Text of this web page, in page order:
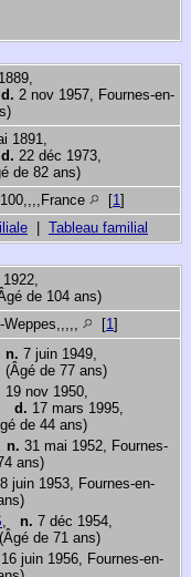
d. 2 nov 1957, Fournes-en-
1891,
d. 22 déc 1973,
de 82 ans)
[1 ]
Tableau familial
de 104 ans)
Weppes,,,,, [1 ]
n. 7 juin 1949,
(Âgé de 77 ans)
19 nov 1950,
d. 17 mars 1995,
de 44 ans)
n. 31 mai 1952, Fournes-
ans)
juin 1953, Fournes-en-
n. 7 déc 1954,
de 71 ans)
16 juin 1956, Fournes-en-